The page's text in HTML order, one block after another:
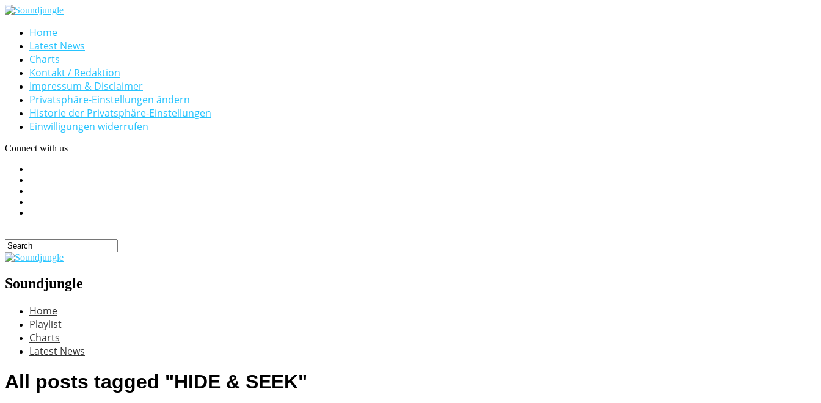
Home
Latest News
Charts
Kontakt / Redaktion
Impressum & Disclaimer
Privatsphäre-Einstellungen ändern
Historie der Privatsphäre-Einstellungen
Einwilligungen widerrufen
Connect with us
Soundjungle
Home
Playlist
Charts
Latest News
All posts tagged "HIDE & SEEK"